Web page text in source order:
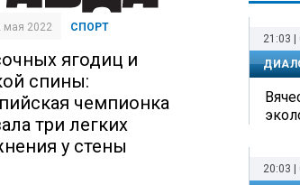
мая 2022 СПОРТ
ягодиц и
спины:
чемпионка
три легких
у стены
21:03 |
20:03 |